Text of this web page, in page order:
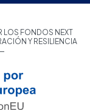
LOS FONDOS NEXT
Y RESILIENCIA